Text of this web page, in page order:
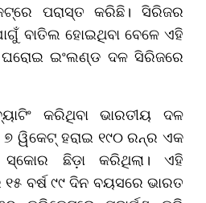
ପରାସ୍ତ କରିଛି। ସିରିଜର
ବାତିଲ ହୋଇଥିବା ବେଳେ ଏହି
ଇଂଲଣ୍ଡ ଦଳ ସିରିଜରେ
କରିଥିବା ଭାରତୀୟ ଦଳ
୭ ୱିକେଟ୍ ହରାଇ ୧୯୦ ରନ୍‌ର ଏକ
ସ୍କୋର ଛିଡ଼ା କରିଥିଲା। ଏହି
ବର୍ଷ ୯୯ ଦିନ ବୟସରେ ଭାରତ